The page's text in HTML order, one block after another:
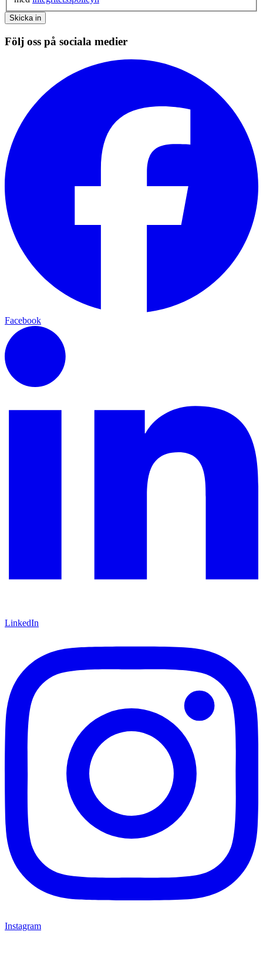
Skicka in
Följ oss på sociala medier
Facebook
LinkedIn
Instagram